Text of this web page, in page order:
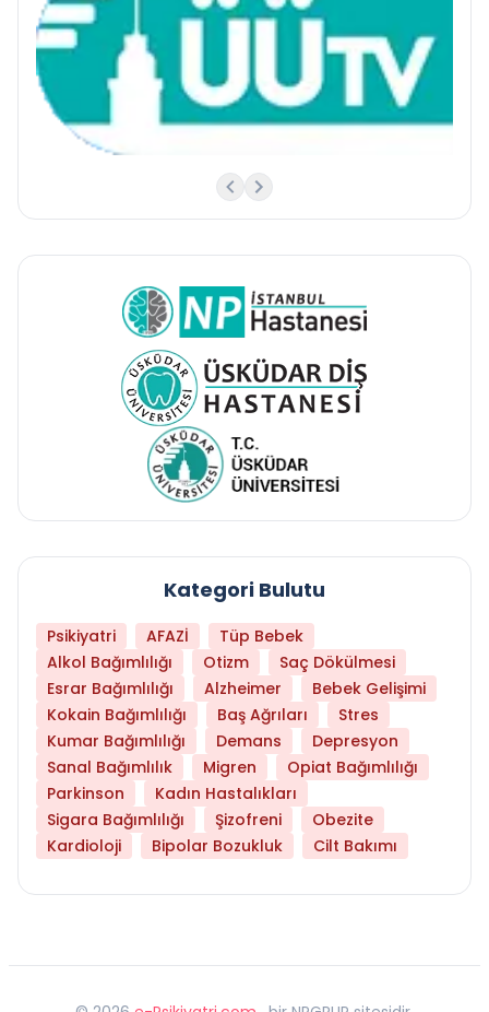
Kategori Bulutu
Psikiyatri AFAZİ
Tüp Bebek
Alkol Bağımlılığı
Otizm
Saç Dökülmesi
Esrar Bağımlılığı
Alzheimer
Bebek Gelişimi
Kokain Bağımlılığı
Baş Ağrıları
Stres
Kumar Bağımlılığı
Demans
Depresyon
Sanal Bağımlılık
Migren
Opiat Bağımlılığı
Parkinson
Kadın Hastalıkları
Sigara Bağımlılığı
Şizofreni
Obezite
Kardioloji
Bipolar Bozukluk Cilt Bakımı